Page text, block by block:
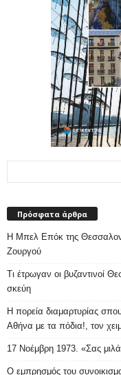
Πρόσφατα άρθρα
Η Μπελ Επόκ της
Ζουργού
Τι έτρωγαν οι βυζαντινοί
σκεύη
Η πορεία διαμαρτυρίας
Αθήνα με τα πόδια!, τον
17 Νοέμβρη 1973. «Σας
Ο εμπρησμός του